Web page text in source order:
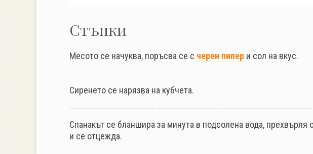
Стъпки
Месото се начуква, поръсва се с черен пипер и сол на вкус.
Сиренето се нарязва на кубчета.
Спанакът се бланшира за минута в подсолена вода, прехвърля
и се отцежда.